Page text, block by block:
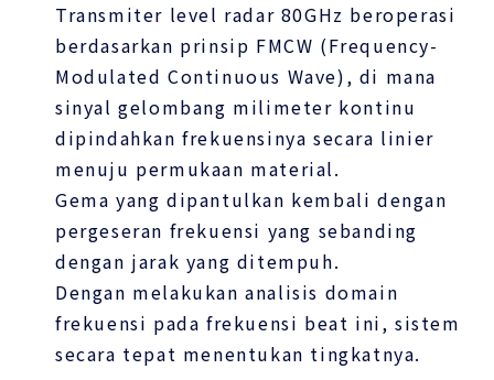
Transmiter level radar 80GHz beroperasi
berdasarkan prinsip FMCW (Frequency-
Modulated Continuous Wave), di mana
sinyal gelombang milimeter kontinu
dipindahkan frekuensinya secara linier
menuju permukaan material.
Gema yang dipantulkan kembali dengan
pergeseran frekuensi yang sebanding
dengan jarak yang ditempuh.
Dengan melakukan analisis domain
frekuensi pada frekuensi beat ini, sistem
secara tepat menentukan tingkatnya.